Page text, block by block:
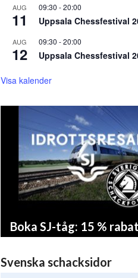
AUG
11
09:30 -20:00
Uppsala Chessfestival
AUG
12
09:30 -20:00
Uppsala Chessfestival
Visa kalender
Boka SJ-tåg: 15 %
Svenska schacksidor